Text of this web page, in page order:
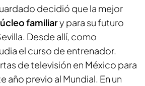
decidió que la mejor
familiary para su futuro
Desde allí, como
el curso de entrenador.
de televisión en México para
año previo al Mundial. En un